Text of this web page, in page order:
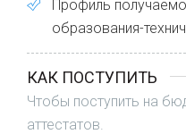
Профиль
образования-
КАК ПОСТУПИТЬ
Чтобы поступить на
аттестатов.